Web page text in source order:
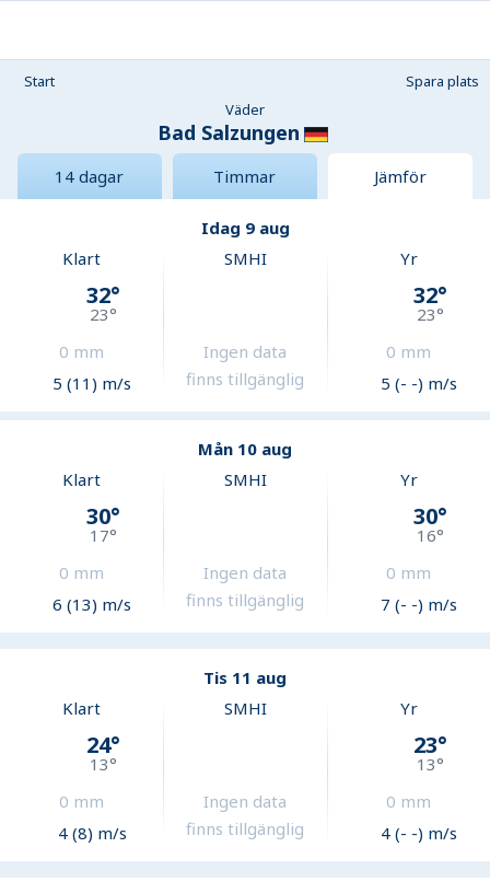
Start
Spara plats
Väder
Bad Salzungen
14 dagar Timmar Jämför
Idag 9 aug
Klart
32°
23°
0 mm
5 (11) m/s
SMHI
Ingen data
finns tillgänglig
Yr
32°
23°
0 mm
5 (- -) m/s
Mån 10 aug
Klart
30°
17°
0 mm
6 (13) m/s
SMHI
Ingen data
finns tillgänglig
Yr
30°
16°
0 mm
7 (- -) m/s
Tis 11 aug
Klart
24°
13°
0 mm
4 (8) m/s
SMHI
Ingen data
finns tillgänglig
Yr
23°
13°
0 mm
4 (- -) m/s